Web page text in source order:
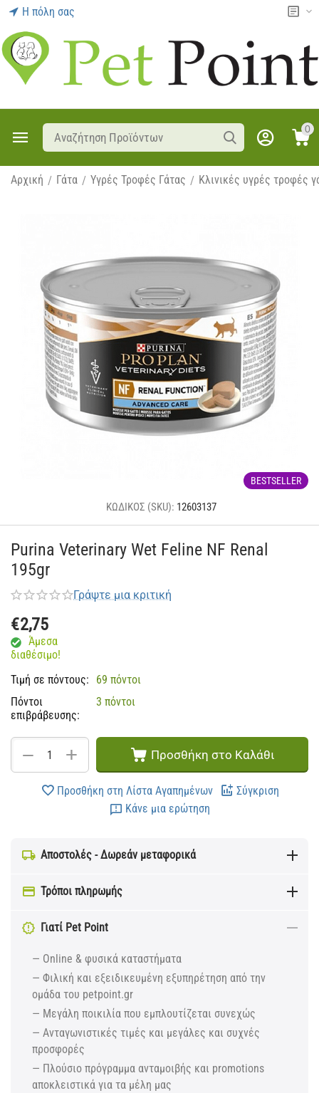
Η πόλη σας
0
Αρχική / Γάτα / Υγρές Τροφές Γάτας / Κλινικές υγρές τροφές
BESTSELLER
ΚΩΔΙΚΟΣ (SKU): 12603137
Purina Veterinary Wet Feline NF Renal
195gr
Γράψτε μια κριτική
€2,75
Άμεσα
διαθέσιμο!
Τιμή σε πόντους:
69 πόντοι
Πόντοι
επιβράβευσης:
3 πόντοι
+
− Προσθήκη στο Καλάθι
Προσθήκη στη Λίστα Αγαπημένων
Σύγκριση
Κάνε μια ερώτηση
Αποστολές - Δωρεάν μεταφορικά
Τρόποι πληρωμής
Γιατί Pet Point
— Online & φυσικά καταστήματα
— Φιλική και εξειδικευμένη εξυπηρέτηση από την
ομάδα του petpoint.gr
— Μεγάλη ποικιλία που εμπλουτίζεται συνεχώς
— Ανταγωνιστικές τιμές και μεγάλες και συχνές
προσφορές
— Πλούσιο πρόγραμμα ανταμοιβής και promotions
αποκλειστικά για τα μέλη μας